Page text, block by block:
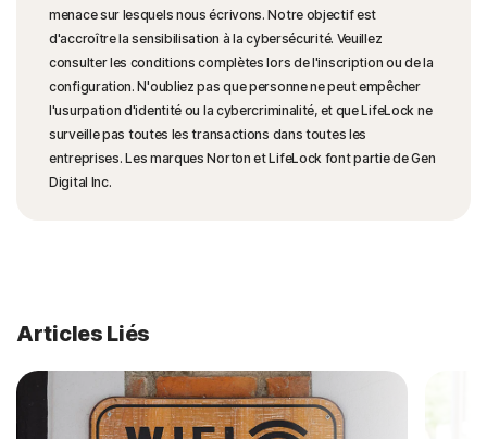
menace sur lesquels nous écrivons. Notre objectif est
d'accroître la sensibilisation à la cybersécurité. Veuillez
consulter les conditions complètes lors de l'inscription ou de la
configuration. N'oubliez pas que personne ne peut empêcher
l'usurpation d'identité ou la cybercriminalité, et que LifeLock ne
surveille pas toutes les transactions dans toutes les
entreprises. Les marques Norton et LifeLock font partie de Gen
Digital Inc.
Articles Liés